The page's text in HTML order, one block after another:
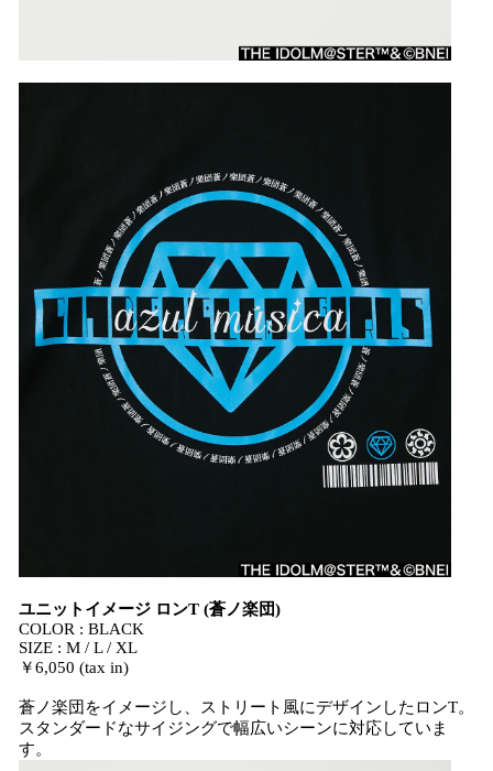
ユニットイメージ ロンT (蒼ノ楽団)
COLOR : BLACK
SIZE : M / L / XL
￥6,050 (tax in)
蒼ノ楽団をイメージし、ストリート風にデザインしたロンT。
スタンダードなサイジングで幅広いシーンに対応していま
す。